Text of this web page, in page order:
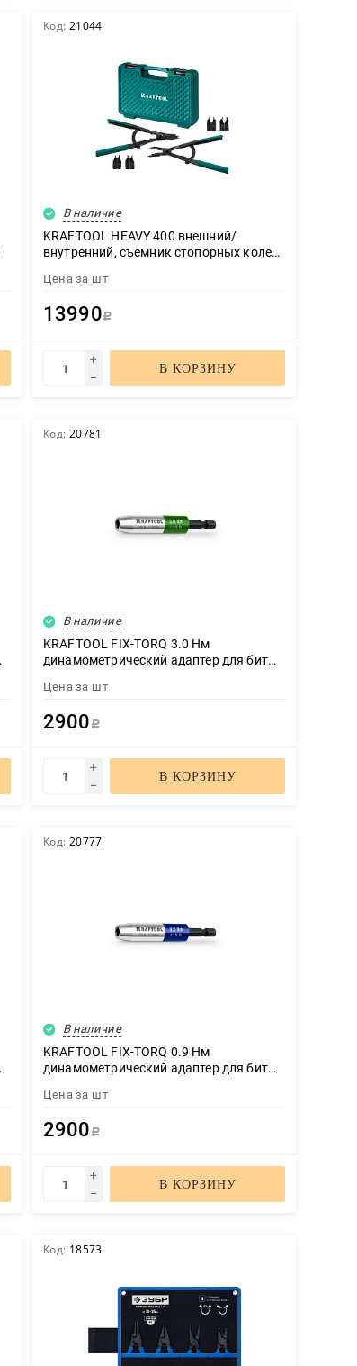
Код: 21044
В наличие
KRAFTOOL HEAVY 400 внешний/
внутренний, съемник стопорных колец
Цена за шт
13990 Р
В КОРЗИНУ
Код: 20781
В наличие
KRAFTOOL FIX-TORQ 3.0 Нм
динамометрический адаптер для бит
Цена за шт
2900 Р
В КОРЗИНУ
Код: 20777
В наличие
KRAFTOOL FIX-TORQ 0.9 Нм
динамометрический адаптер для бит
Цена за шт
2900 Р
В КОРЗИНУ
Код: 18573